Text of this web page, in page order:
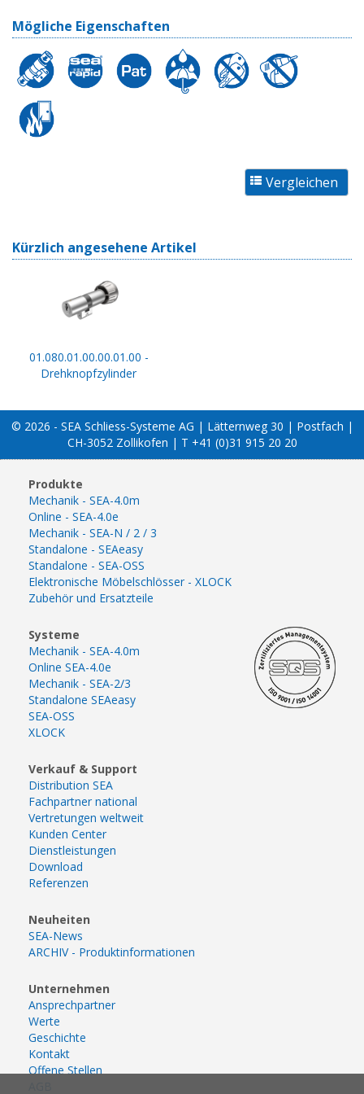
Mögliche Eigenschaften
Kürzlich angesehene Artikel
01.080.01.00.00.01.00 -
Drehknopfzylinder
© 2026 - SEA Schliess-Systeme AG | Lätternweg 30 | Postfach |
CH-3052 Zollikofen | T +41 (0)31 915 20 20
Produkte
Mechanik - SEA-4.0m
Online - SEA-4.0e
Mechanik - SEA-N / 2 / 3
Standalone - SEAeasy
Standalone - SEA-OSS
Elektronische Möbelschlösser - XLOCK
Zubehör und Ersatzteile
Systeme
Mechanik - SEA-4.0m
Online SEA-4.0e
Mechanik - SEA-2/3
Standalone SEAeasy
SEA-OSS
XLOCK
Verkauf & Support
Distribution SEA
Fachpartner national
Vertretungen weltweit
Kunden Center
Dienstleistungen
Download
Referenzen
Neuheiten
SEA-News
ARCHIV - Produktinformationen
Unternehmen
Ansprechpartner
Werte
Geschichte
Kontakt
Offene Stellen